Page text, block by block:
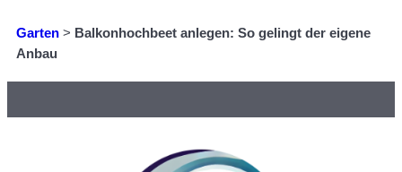
Garten > Balkonhochbeet anlegen: So gelingt der eigene
Anbau